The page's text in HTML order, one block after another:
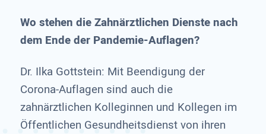
Wo stehen die Zahnärztlichen Dienste nach
dem Ende der Pandemie-Auflagen?
Dr. Ilka Gottstein: Mit Beendigung der
Corona-Auflagen sind auch die
zahnärztlichen Kolleginnen und Kollegen im
Öffentlichen Gesundheitsdienst von ihren